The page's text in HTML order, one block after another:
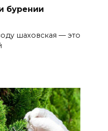
бурении
шаховская — это